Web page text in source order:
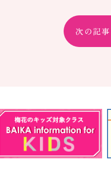
次の記